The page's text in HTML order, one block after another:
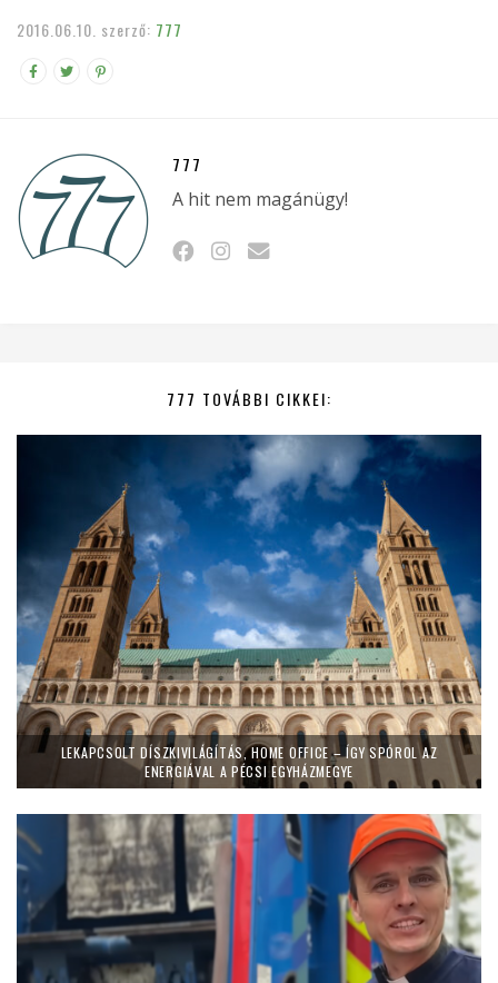
2016.06.10. szerző: 777
777
A hit nem magánügy!
777 TOVÁBBI CIKKEI:
LEKAPCSOLT DÍSZKIVILÁGÍTÁS, HOME OFFICE – ÍGY SPÓROL AZ
ENERGIÁVAL A PÉCSI EGYHÁZMEGYE